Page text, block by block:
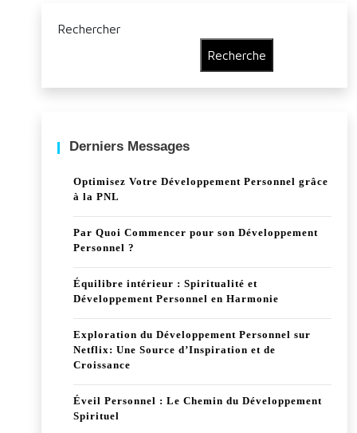
Rechercher
Recherche
Derniers Messages
Optimisez Votre Développement Personnel grâce
à la PNL
Par Quoi Commencer pour son Développement
Personnel ?
Équilibre intérieur : Spiritualité et
Développement Personnel en Harmonie
Exploration du Développement Personnel sur
Netflix: Une Source d’Inspiration et de
Croissance
Éveil Personnel : Le Chemin du Développement
Spirituel